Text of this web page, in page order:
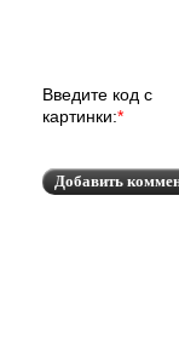
Введите код с
картинки:*